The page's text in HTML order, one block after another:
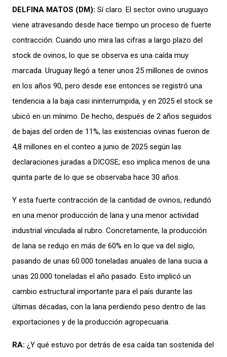
DELFINA MATOS (DM): Sí claro. El sector ovino uruguayo
viene atravesando desde hace tiempo un proceso de fuerte
contracción. Cuando uno mira las cifras a largo plazo del
stock de ovinos, lo que se observa es una caída muy
marcada. Uruguay llegó a tener unos 25 millones de ovinos
en los años 90, pero desde ese entonces se registró una
tendencia a la baja casi ininterrumpida, y en 2025 el stock se
ubicó en un mínimo. De hecho, después de 2 años seguidos
de bajas del orden de 11%, las existencias ovinas fueron de
4,8 millones en el conteo a junio de 2025 según las
declaraciones juradas a DICOSE; eso implica menos de una
quinta parte de lo que se observaba hace 30 años.
Y esta fuerte contracción de la cantidad de ovinos, redundó
en una menor producción de lana y una menor actividad
industrial vinculada al rubro. Concretamente, la producción
de lana se redujo en más de 60% en lo que va del siglo,
pasando de unas 60.000 toneladas anuales de lana sucia a
unas 20.000 toneladas el año pasado. Esto implicó un
cambio estructural importante para el país durante las
últimas décadas, con la lana perdiendo peso dentro de las
exportaciones y de la producción agropecuaria.
RA: ¿Y qué estuvo por detrás de esa caída tan sostenida del